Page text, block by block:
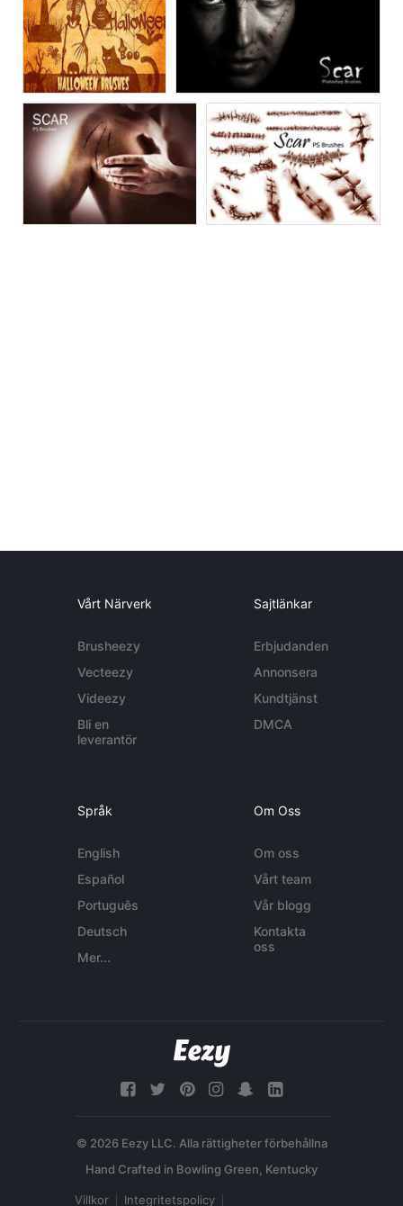
Vårt Närverk
Brusheezy
Vecteezy
Videezy
Bli en
leverantör
Sajtlänkar
Erbjudanden
Annonsera
Kundtjänst
DMCA
Språk
English
Español
Português
Deutsch
Mer...
Om Oss
Om oss
Vårt team
Vår blogg
Kontakta
oss
© 2026 Eezy LLC. Alla rättigheter förbehållna
Villkor Integritetspolicy